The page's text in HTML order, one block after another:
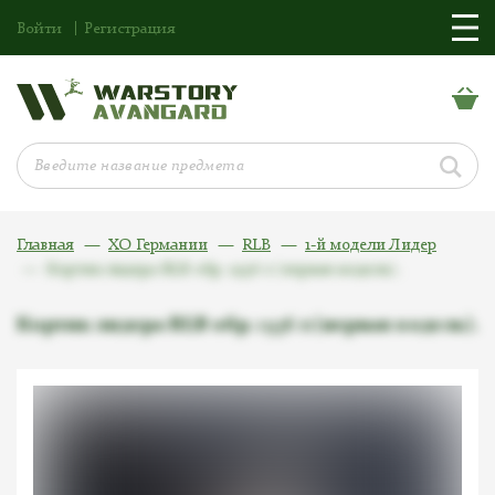
Войти Регистрация
Главная ХО Германии RLB
1-й модели Лидер
Кортик лидера RLB обр. 1936 г.(первая модель).